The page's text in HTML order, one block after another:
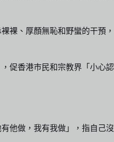
裸、厚顏無恥和野蠻的干預，
促香港巿民和宗教界「小心認
他做，我有我做」，指自己沒